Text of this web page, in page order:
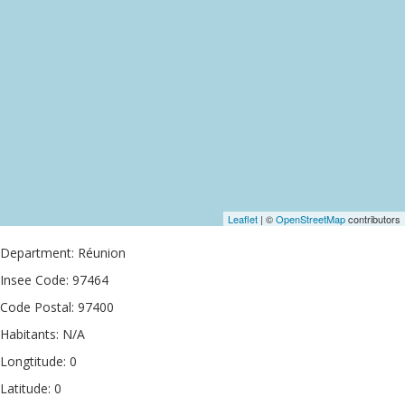
Leaflet | ©OpenStreetMapcontributors
Department: Réunion
Insee Code: 97464
Code Postal: 97400
Habitants: N/A
Longtitude: 0
Latitude: 0